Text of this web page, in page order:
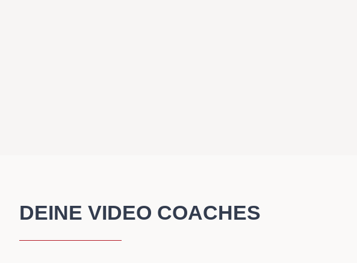
DEINE VIDEO COACHES